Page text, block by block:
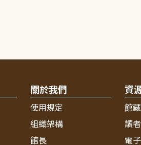
關於我們
使用規定
組織架構
館長
資
館
讀
電